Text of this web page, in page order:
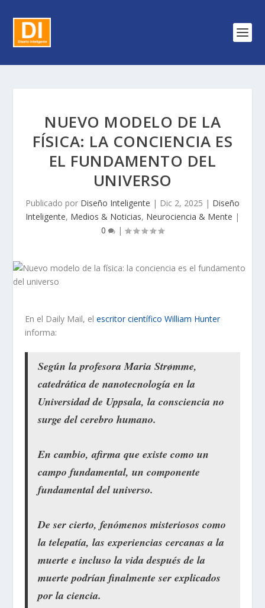
NUEVO MODELO DE LA
FÍSICA: LA CONCIENCIA ES
EL FUNDAMENTO DEL
UNIVERSO
Publicado por Diseño Inteligente | Dic 2, 2025 | Diseño
Inteligente, Medios & Noticias, Neurociencia & Mente |
0
|
En el Daily Mail, elescritor científico William Hunter
informa:
Según la profesora Maria Strømme,
catedrática de nanotecnología en la
Universidad de Uppsala, la consciencia no
surge del cerebro humano.
En cambio, afirma que existe como un
campo fundamental, un componente
fundamental del universo.
De ser cierto, fenómenos misteriosos como
la telepatía, las experiencias cercanas a la
muerte e incluso la vida después de la
muerte podrían finalmente ser explicados
por la ciencia.